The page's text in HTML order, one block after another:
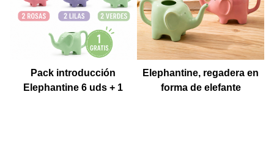
Pack introducción
Elephantine 6 uds + 1
Elephantine, regadera en
forma de elefante